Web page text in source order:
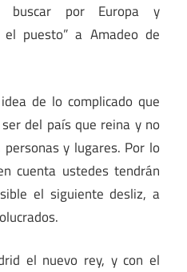
buscar por Europa y
puesto” a Amadeo de
de lo complicado que
del país que reina y no
y lugares. Por lo
cuenta ustedes tendrán
el siguiente desliz, a
el nuevo rey, y con el